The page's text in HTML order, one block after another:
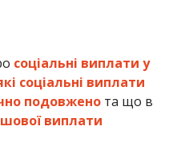
соціальні виплати у
соціальні виплати
подовженота що в
виплати